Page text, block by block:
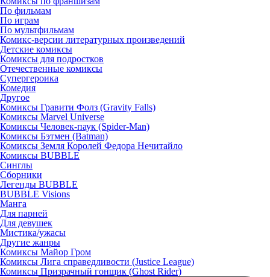
По фильмам
По играм
По мультфильмам
Комикс-версии литературных произведений
Детские комиксы
Комиксы для подростков
Отечественные комиксы
Супергероика
Комедия
Другое
Комиксы Гравити Фолз (Gravity Falls)
Комиксы Marvel Universe
Комиксы Человек-паук (Spider-Man)
Комиксы Бэтмен (Batman)
Комиксы Земля Королей Федора Нечитайло
Комиксы BUBBLE
Синглы
Сборники
Легенды BUBBLE
BUBBLE Visions
Манга
Для парней
Для девушек
Мистика/ужасы
Другие жанры
Комиксы Майор Гром
Комиксы Лига справедливости (Justice League)
Комиксы Призрачный гонщик (Ghost Rider)